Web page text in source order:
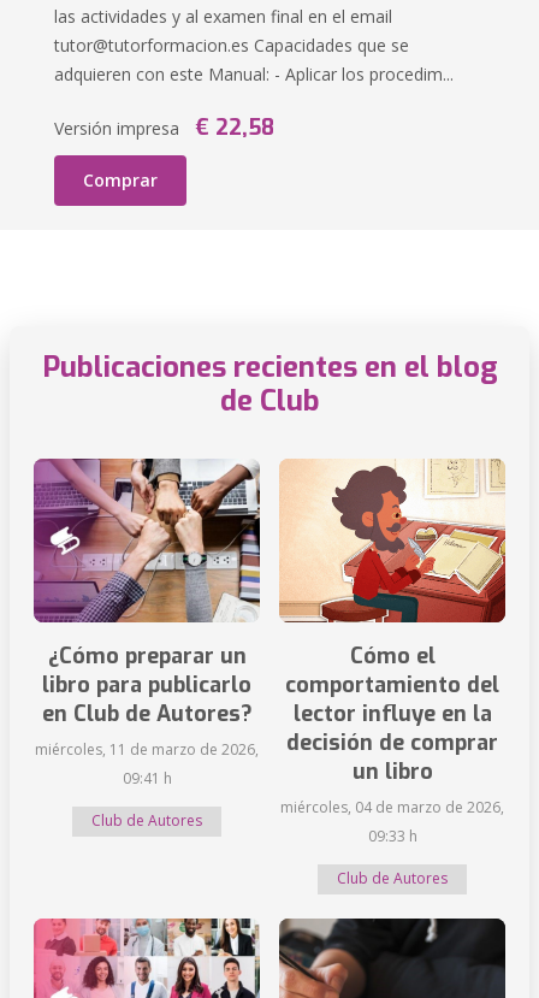
las actividades y al examen final en el email
tutor@tutorformacion.es Capacidades que se
adquieren con este Manual: - Aplicar los procedim...
Versión impresa € 22,58
Comprar
Publicaciones recientes en el blog
de Club
¿Cómo preparar un
libro para publicarlo
en Club de Autores?
miércoles, 11 de marzo de 2026,
09:41 h
Club de Autores
Cómo el
comportamiento del
lector influye en la
decisión de comprar
un libro
miércoles, 04 de marzo de 2026,
09:33 h
Club de Autores